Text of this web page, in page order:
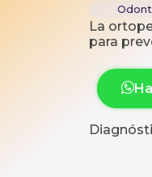
La
para